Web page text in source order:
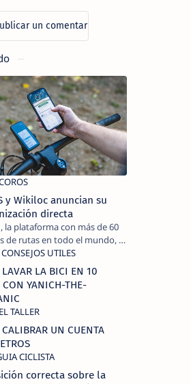
y Wikiloc anuncian su
directa
la plataforma con más de 60
de rutas en todo el mundo, y
, marca de dispositivos GPS
mundialmente por su
LA BICI EN 10
CON YANICH-THE-
UN CUENTA
correcta sobre la